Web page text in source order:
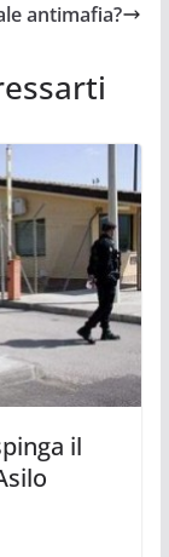
antimafia?
il